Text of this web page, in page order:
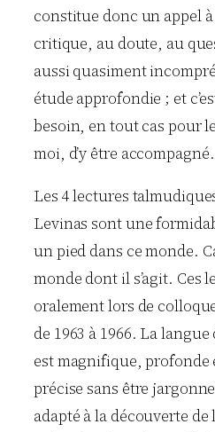
constitue donc un appel
critique, au doute, au
aussi quasiment
étude approfondie ; et
besoin, en tout cas pour
moi, d’y être accompagné.
Les 4 lectures
Levinas sont une
un pied dans ce monde.
monde dont il s’agit. Ces
oralement lors de
de 1963 à 1966. La
est magnifique, profonde
précise sans être
adapté à la découverte